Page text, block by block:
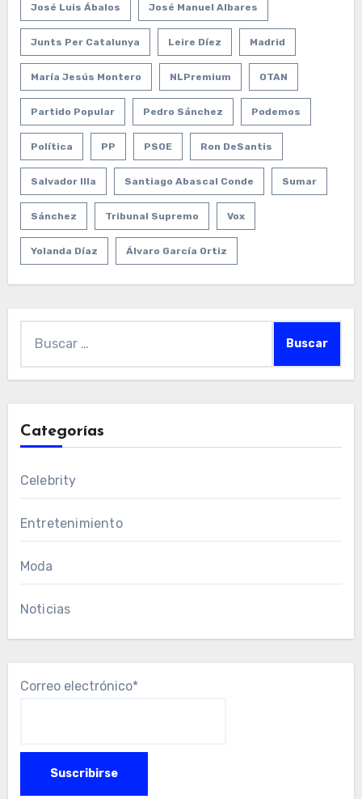
José Luis Ábalos José Manuel Albares
Junts Per Catalunya Leire Díez Madrid
María Jesús Montero NLPremium OTAN
Partido Popular Pedro Sánchez Podemos
Política PP PSOE Ron DeSantis
Salvador Illa Santiago Abascal Conde Sumar
Sánchez Tribunal Supremo Vox
Yolanda Díaz Álvaro García Ortiz
Categorías
Celebrity
Entretenimiento
Moda
Noticias
Correo electrónico*